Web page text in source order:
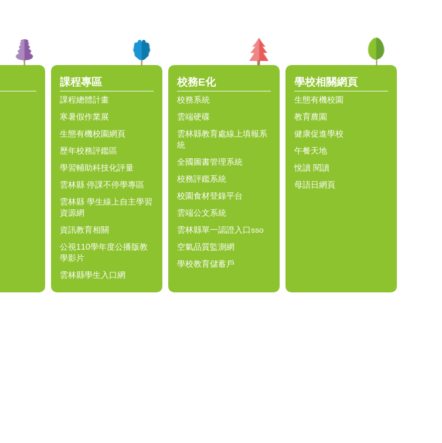
課程專區
課程總體計畫
寒暑假作業展
生態有機校園網頁
歷年校務評鑑區
學習輔助科技化評量
雲林縣 停課不停學專區
雲林縣 學生線上自主學習
資源網
資訊教育相關
公視110學年度公播版教
學影片
雲林縣學生入口網
校務E化
校務系統
雲端硬碟
雲林縣教育處線上填報系
統
全國圖書管理系統
校務評鑑系統
校園食材登錄平台
雲端公文系統
雲林縣單一認證入口sso
空氣品質監測網
學校教育儲蓄戶
學校相關網頁
生態有機校園
教育農園
健康促進學校
午餐天地
悅讀 閱讀
母語日網頁